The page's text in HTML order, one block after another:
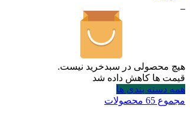
هیچ محصولی در سبدخرید نیست.
قیمت ها کاهش داده شد
همه دسته بندی ها
مجموع 65 محصولات